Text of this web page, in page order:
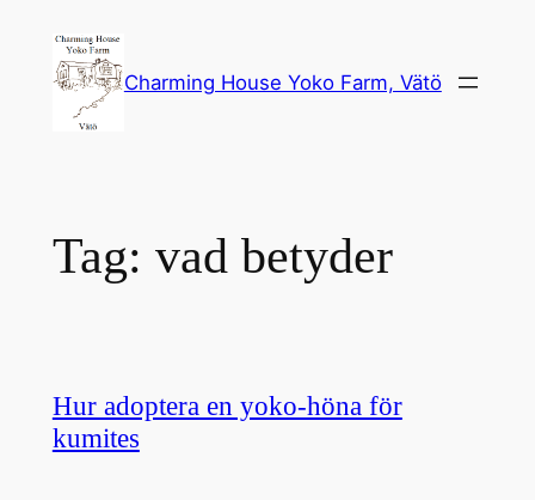
content
Charming House Yoko Farm, Vätö
Tag: vad betyder
Hur adoptera en yoko-höna för
kumites